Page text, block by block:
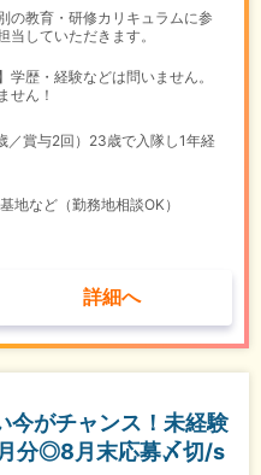
の教育・研修カリキュラムに参
当していただきます。
学歴・経験などは問いません。
せん！
／賞与2回）23歳で入隊し1年経
地など（勤務地相談OK）
詳細へ
今がチャンス！未経験
分◎8月末応募〆切/s